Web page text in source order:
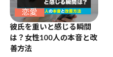
恋愛
彼氏を重いと感じる瞬間
は？女性100人の本音と改
善方法